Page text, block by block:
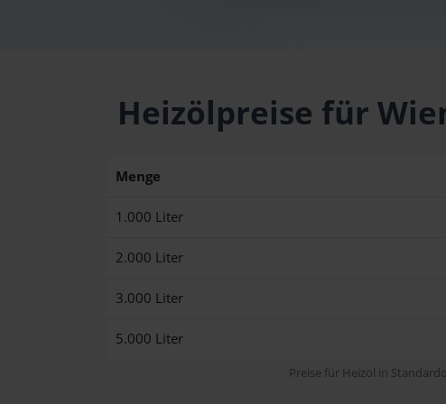
Heizölpreise für
Menge
1.000 Liter
2.000 Liter
3.000 Liter
5.000 Liter
Preise für Heizöl in